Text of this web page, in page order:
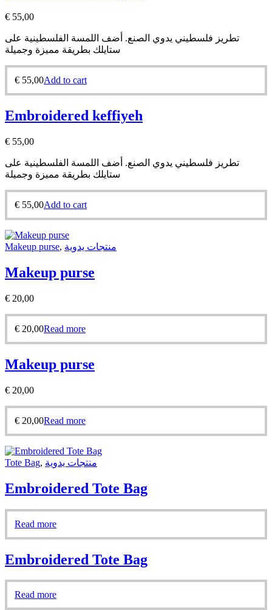
€ 55,00
تطريز فلسطيني يدوي الصنع. أضف اللمسة الفلسطينية على
ستايلك بطريقة مميزة وجميلة
€ 55,00Add to cart
Embroidered keffiyeh
€ 55,00
تطريز فلسطيني يدوي الصنع. أضف اللمسة الفلسطينية على
ستايلك بطريقة مميزة وجميلة
€ 55,00Add to cart
Makeup purse, منتجات يدوية
Makeup purse
€ 20,00
€ 20,00Read more
Makeup purse
€ 20,00
€ 20,00Read more
Tote Bag, منتجات يدوية
Embroidered Tote Bag
Read more
Embroidered Tote Bag
Read more